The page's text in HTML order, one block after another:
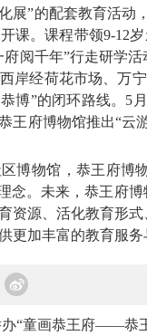
”的配套教育活动
课。课程带领9-12
府阅千年”行走研学
岸经荷花市场、万
博”的闭环路线。5
王府博物馆推出“云
博物馆， 恭王府博
念。未来，恭王府
资源、活化教育形
更加丰富的教育服
“童画恭王府——恭